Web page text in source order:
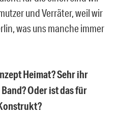
und Verräter, weil wir
was uns manche immer
Heimat? Sehr ihr
Oder ist das für